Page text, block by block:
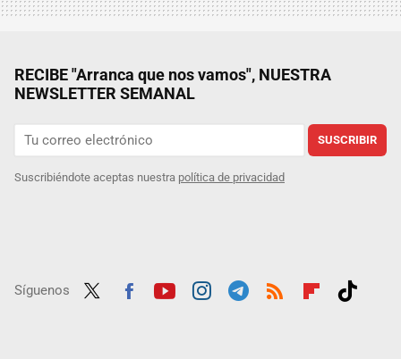
RECIBE "Arranca que nos vamos", NUESTRA
NEWSLETTER SEMANAL
SUSCRIBIR
Suscribiéndote aceptas nuestra política de privacidad
Síguenos